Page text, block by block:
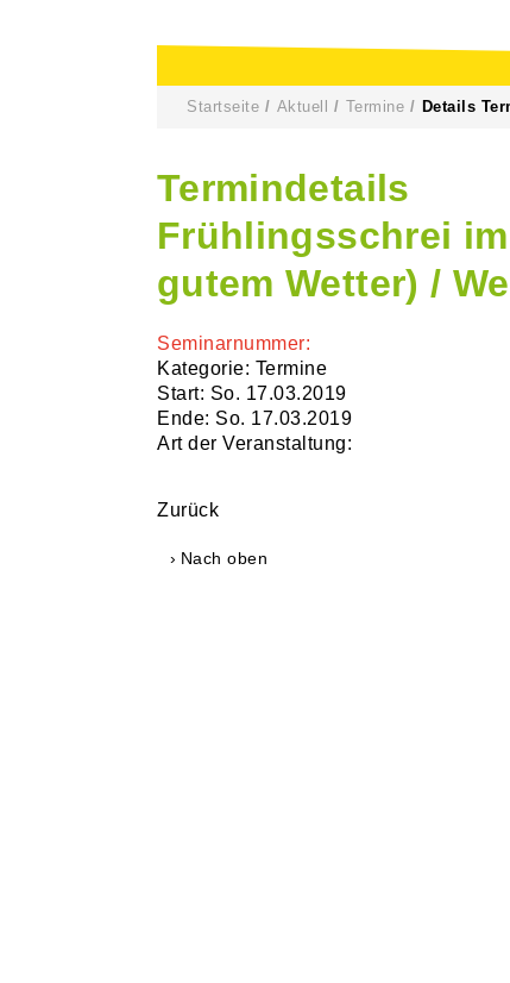
Startseite Aktuell Termine Details
Termindetails
Frühlingsschrei
gutem Wetter) /
Seminarnummer:
Kategorie: Termine
Start: So. 17.03.2019
Ende: So. 17.03.2019
Art der Veranstaltung:
Zurück
Nach oben